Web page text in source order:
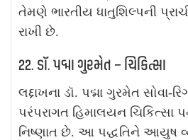
તેમણે ભારતીય ધાતુશિલ્પની
રાખી છે.
22. ડૉ. પદ્મા ગુરમેત – ચિકિત્સા
લદ્દાખના ડૉ. પદ્મા ગુરમેત સોવા-
પરંપરાગત હિમાલયન ચિકિત્સા
નિષ્ણાત છે. આ પદ્ધતિને આયુષ